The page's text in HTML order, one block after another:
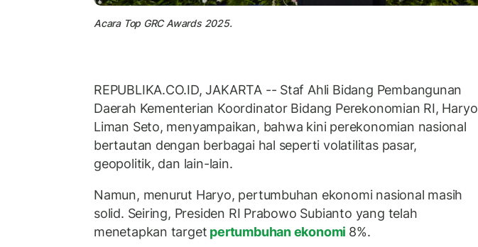
Acara Top GRC Awards 2025.
REPUBLIKA.CO.ID, JAKARTA -- Staf Ahli Bidang Pembangunan
Daerah Kementerian Koordinator Bidang Perekonomian RI, Haryo
Liman Seto, menyampaikan, bahwa kini perekonomian nasional
bertautan dengan berbagai hal seperti volatilitas pasar,
geopolitik, dan lain-lain.
Namun, menurut Haryo, pertumbuhan ekonomi nasional masih
solid. Seiring, Presiden RI Prabowo Subianto yang telah
menetapkan target pertumbuhan ekonomi 8%.